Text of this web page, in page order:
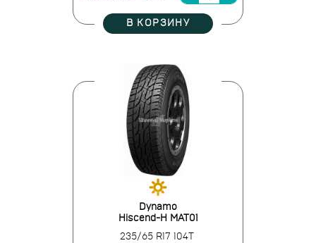
В КОРЗИНУ
Dynamo
Hiscend-H MAT01
235/65 R17 104T